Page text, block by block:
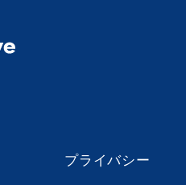
プライバシー